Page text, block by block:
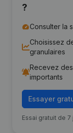
?
Consulter la
Choisissez
granulaires
Recevez
importants
Essayer
Essai gratuit de